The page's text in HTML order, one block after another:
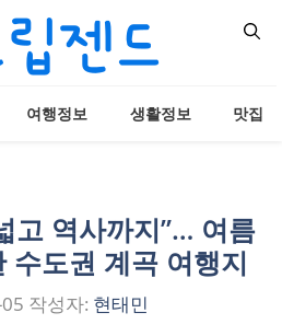
여행정보 생활정보 맛집
고 역사까지”… 여름
수도권 계곡 여행지
작성자: 현태민